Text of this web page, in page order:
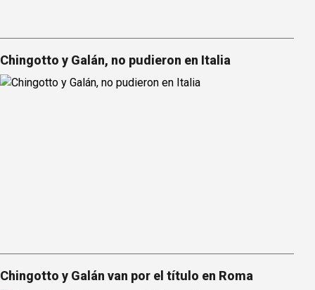
Chingotto y Galán, no pudieron en Italia
Chingotto y Galán van por el título en Roma